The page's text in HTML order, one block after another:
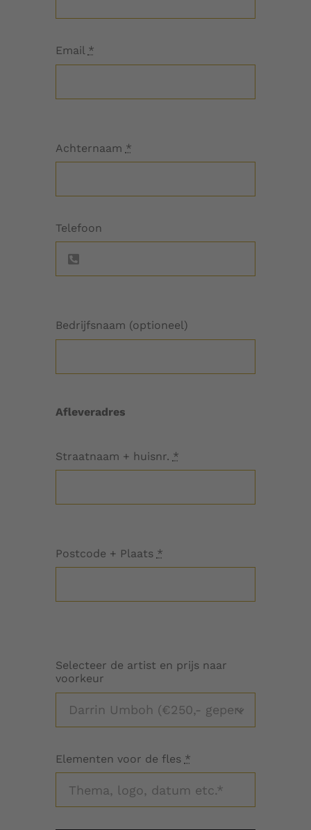
Email *
Achternaam *
Telefoon
Bedrijfsnaam (optioneel)
Afleveradres
Straatnaam + huisnr. *
Postcode + Plaats *
Selecteer de artist en prijs naar
voorkeur
Elementen voor de fles *